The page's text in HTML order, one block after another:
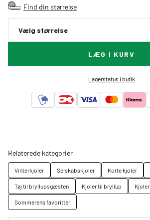
Find din størrelse
Vælg størrelse
LÆG I KURV
Lagerstatus i butik
Relaterede kategorier
Vinterkjoler Selskabskjoler Korte kjoler
Tøj til bryllupsgæsten
Kjoler til bryllup
Kjoler
Sommerens favoritter